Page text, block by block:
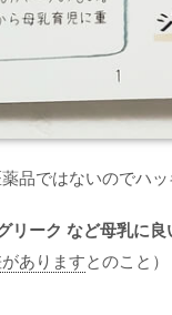
品ではないのでハ
リーク など母乳に
ありますとのこと）